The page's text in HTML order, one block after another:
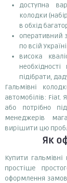
доступна
колодки
в обхід
оперативний
по всій
висока
підібрати,
Гальмівні
автомобілів: Fiat.
або потрібно
менеджерів
вирішити цю
Як
Купити
простіше
оформлення